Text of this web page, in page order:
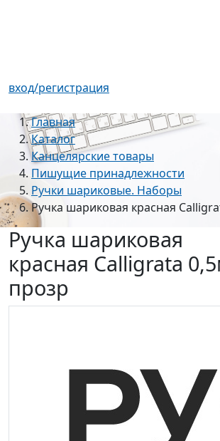
вход/регистрация
Главная
Каталог
Канцелярские товары
Пишущие принадлежности
Ручки шариковые. Наборы
Ручка шариковая красная
Ручка шариковая
красная Calligrata
прозр